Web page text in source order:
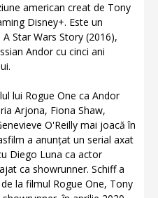
american creat de Tony
Disney+. Este un
Star Wars Story (2016),
Andor cu cinci ani
lui Rogue One ca Andor
Arjona, Fiona Shaw,
O'Reilly mai joacă în
a anunțat un serial axat
Diego Luna ca actor
ca showrunner. Schiff a
la filmul Rogue One, Tony